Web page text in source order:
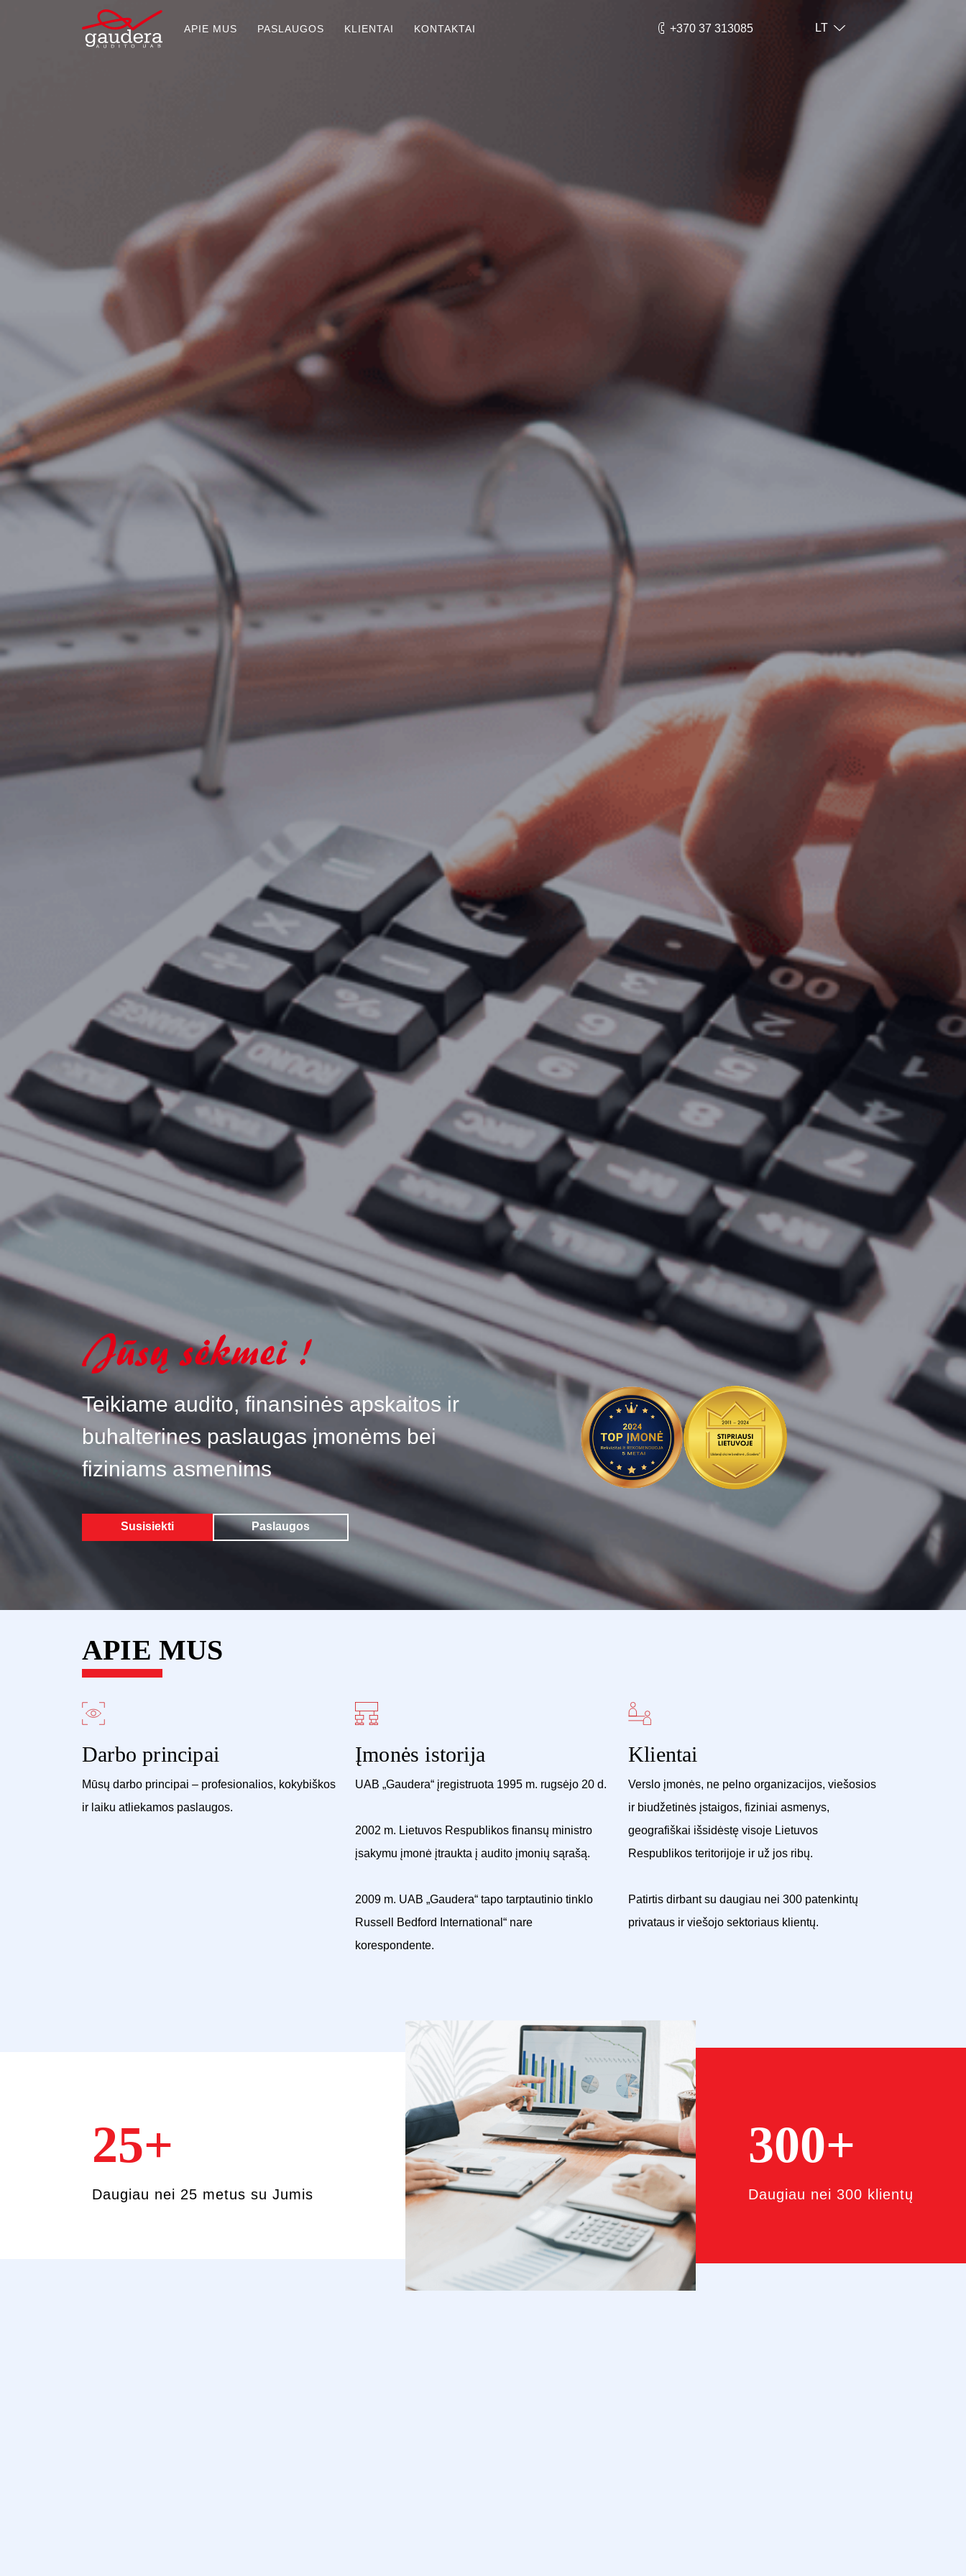
APIE MUS PASLAUGOS KLIENTAI KONTAKTAI +370 37 313085 LT
Teikiame audito, finansinės apskaitos ir
buhalterines paslaugas įmonėms bei
fiziniams asmenims
Susisiekti Paslaugos
APIE MUS
Darbo principai
Mūsų darbo principai – profesionalios, kokybiškos
ir laiku atliekamos paslaugos.
Įmonės istorija
UAB „Gaudera“ įregistruota 1995 m. rugsėjo 20 d.
2002 m. Lietuvos Respublikos finansų ministro
įsakymu įmonė įtraukta į audito įmonių sąrašą.
2009 m. UAB „Gaudera“ tapo tarptautinio tinklo
Russell Bedford International“ nare
korespondente.
Klientai
Verslo įmonės, ne pelno organizacijos, viešosios
ir biudžetinės įstaigos, fiziniai asmenys,
geografiškai išsidėstę visoje Lietuvos
Respublikos teritorijoje ir už jos ribų.
Patirtis dirbant su daugiau nei 300 patenkintų
privataus ir viešojo sektoriaus klientų.
25+
Daugiau nei 25 metus su Jumis
300+
Daugiau nei 300 klientų